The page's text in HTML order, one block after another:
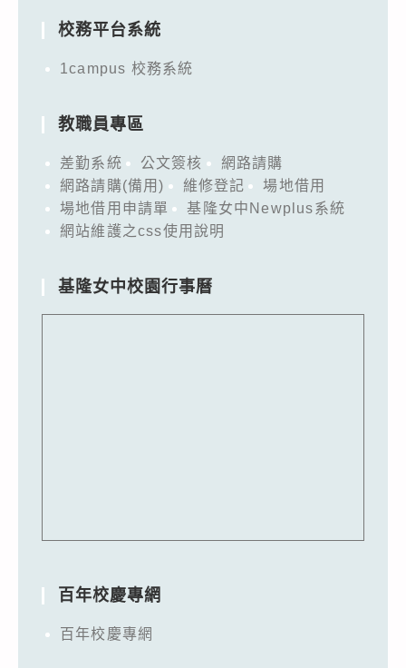
校務平台系統
1campus 校務系統
教職員專區
差勤系統 公文簽核
網路請購
網路請購(備用)
維修登記
場地借用
場地借用申請單
基隆女中Newplus系統
網站維護之css使用說明
基隆女中校園行事曆
百年校慶專網
百年校慶專網